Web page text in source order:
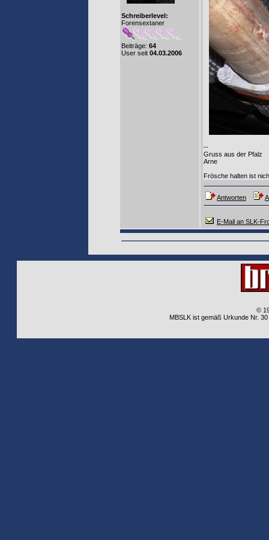
Schreiberlevel:
Forensextaner
Beiträge: 64
User seit 04.03.2006
--
Gruss aus der Pfalz
Arne
Frösche halten ist
Antworten
E-Mail an SLK-
©
MBSLK ist gemäß Urkunde Nr.